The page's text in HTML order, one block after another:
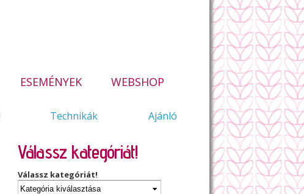
ESEMÉNYEK WEBSHOP
Ajánló
Technikák
Válassz kategóriát!
Válassz kategóriát!